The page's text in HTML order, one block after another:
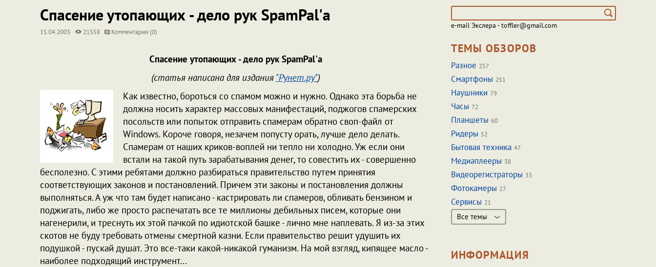
Спасение утопающих - дело рук SpamPal'а
15.04.2003 21558 Комментарии (0)
Спасение утопающих - дело рук SpamPal'а
(статья написана для издания "Рунет.ру")
Как известно, бороться со спамом можно и нужно. Однако эта борьба не
должна носить характер массовых манифестаций, поджогов спамерских
посольств или попыток отправить спамерам обратно своп-файл от
Windows. Короче говоря, незачем попусту орать, лучше дело делать.
Спамерам от наших криков-воплей ни тепло ни холодно. Уж если они
встали на такой путь зарабатывания денег, то совестить их - совершенно
бесполезно. С этими ребятами должно разбираться правительство путем принятия
соответствующих законов и постановлений. Причем эти законы и постановления должны
выполняться. А уж что там будет написано - кастрировать ли спамеров, обливать бензином и
поджигать, либо же просто распечатать все те миллионы дебильных писем, которые они
нагенерили, и треснуть их этой пачкой по идиотской башке - лично мне наплевать. Я из-за этих
скотов не буду требовать отмены смертной казни. Если правительство решит удушить их
подушкой - пускай душат. Это все-таки какой-никакой гуманизм. На мой взгляд, кипящее масло -
наиболее подходящий инструмент...
e-mail Экслера - toffler@gmail.com
ТЕМЫ ОБЗОРОВ
Разное 257
Смартфоны 251
Наушники 79
Часы 72
Планшеты 60
Ридеры 52
Бытовая техника 47
Медиаплееры 38
Видеорегистраторы 33
Фотокамеры 27
Сервисы 21
Все темы
ИНФОРМАЦИЯ